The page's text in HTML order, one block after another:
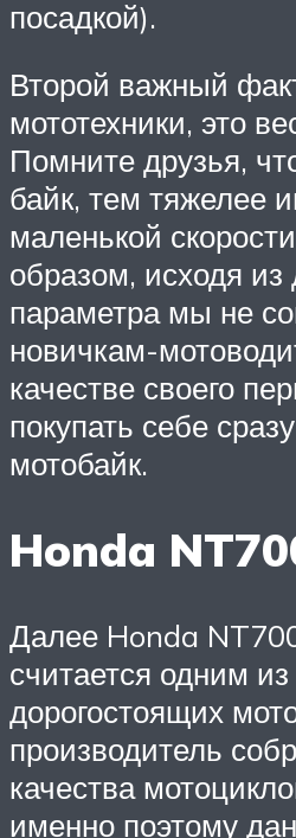
посадкой).
Второй важный
мототехники, это
Помните друзья,
байк, тем тяжелее
маленькой
образом, исходя из
параметра мы не
новичкам-
качестве своего
покупать себе
мотобайк.
Honda
Далее Honda
считается одним
дорогостоящих
производитель
качества
именно поэтому